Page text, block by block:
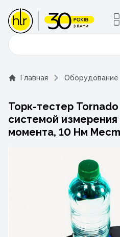
Поиск
Главная Оборудование
Торк-тестер
системой измерения
момента, 10 Нм